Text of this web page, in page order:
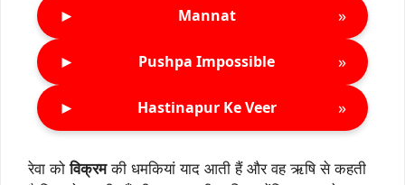
► Mannat »
► Pushpa Impossible »
► Hastinapur Ke Veer »
रेवा कोविक्रमकी धमकियां याद आती हैं और वह ऋषि से कहती